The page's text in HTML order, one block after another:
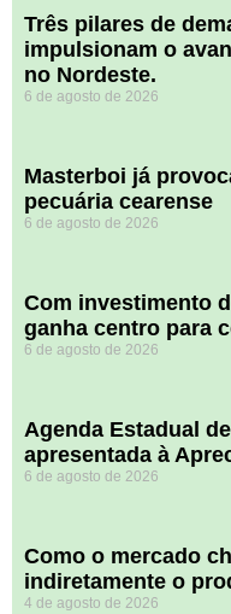
​Três pilares de
impulsionam o
no Nordeste.
6 de agosto de 2026
Masterboi já
pecuária cearense
6 de agosto de 2026
Com investimento
ganha centro para
6 de agosto de 2026
Agenda Estadual
apresentada à
6 de agosto de 2026
​Como o mercado
indiretamente o
4 de agosto de 2026